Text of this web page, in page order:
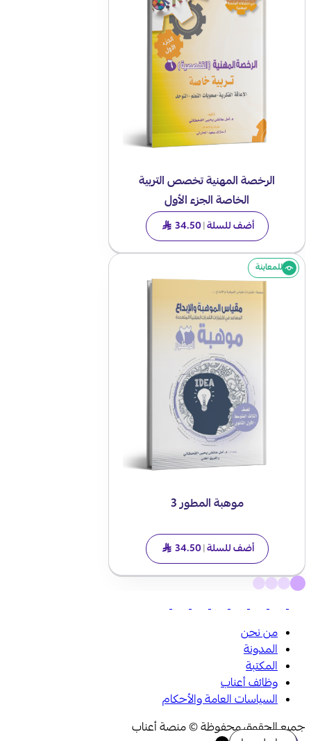
الرخصة المهنية تخصص التربية
الخاصة الجزء الأول
34.50
SAR |أضف للسلة
للمعاينة
موهبة المطور 3
34.50
SAR |أضف للسلة
من نحن
المدونة
المكتبة
وظائف أعناب
السياسات العامة والأحكام
جميع الحقوق محفوظة © منصة أعناب